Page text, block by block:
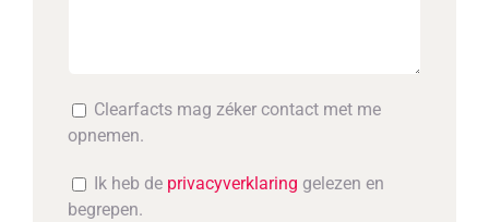
Clearfacts mag zéker contact met me
opnemen.
Ik heb de privacyverklaring gelezen en
begrepen.